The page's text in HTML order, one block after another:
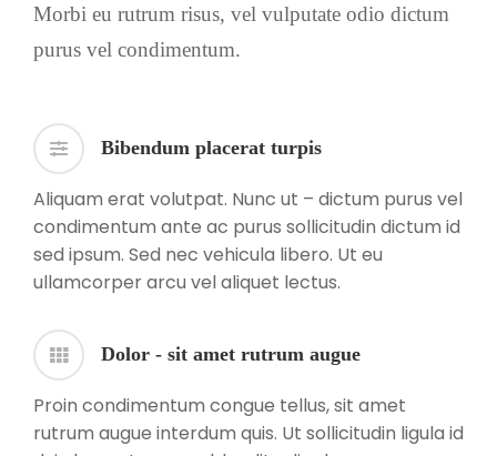
Morbi eu rutrum risus, vel vulputate odio dictum
purus vel condimentum.
Bibendum placerat turpis
Aliquam erat volutpat. Nunc ut – dictum purus vel
condimentum ante ac purus sollicitudin dictum id
sed ipsum. Sed nec vehicula libero. Ut eu
ullamcorper arcu vel aliquet lectus.
Dolor - sit amet rutrum augue
Proin condimentum congue tellus, sit amet
rutrum augue interdum quis. Ut sollicitudin ligula id